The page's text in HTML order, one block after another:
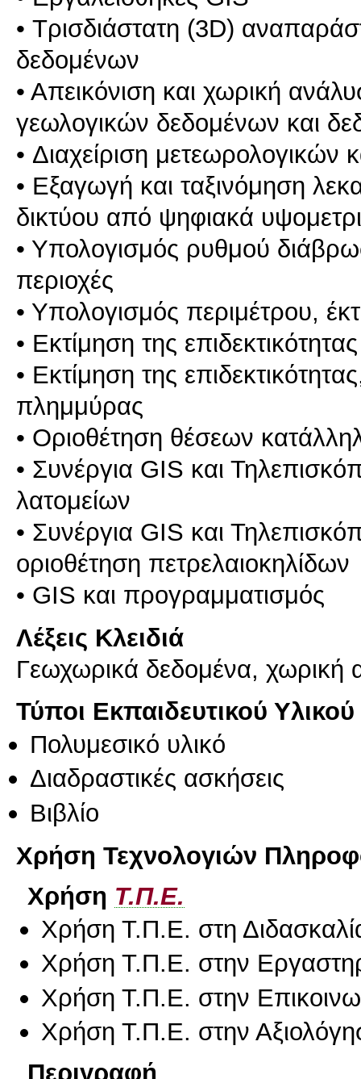
• Τρισδιάστατη (3D)
δεδομένων
• Απεικόνιση και χωρική
γεωλογικών δεδομένων και
• Διαχείριση μετεωρολογικών
• Εξαγωγή και ταξινόμηση
δικτύου από ψηφιακά
• Υπολογισμός ρυθμού
περιοχές
• Υπολογισμός περιμέτρου,
• Εκτίμηση της
• Εκτίμηση της
πλημμύρας
• Οριοθέτηση θέσεων
• Συνέργια GIS και
λατομείων
• Συνέργια GIS και
οριοθέτηση πετρελαιοκηλίδων
Λέξεις Κλειδιά
Γεωχωρικά δεδομένα, χωρική
Τύποι Εκπαιδευτικού Υλικού
Πολυμεσικό υλικό
Διαδραστικές ασκήσεις
Βιβλίο
Χρήση Τεχνολογιών
Χρήση Τ.Π.Ε.
Χρήση Τ.Π.Ε. στη
Χρήση Τ.Π.Ε. στην
Χρήση Τ.Π.Ε. στην
Χρήση Τ.Π.Ε. στην
Περιγραφή